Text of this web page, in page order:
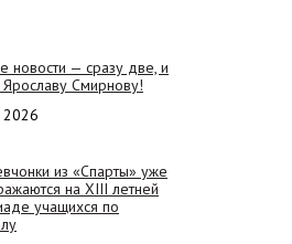
новости — сразу две, и
Смирнову!
из «Спарты» уже
на XIII летней
учащихся по